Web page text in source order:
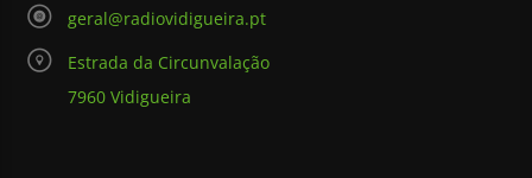
geral@radiovidigueira.pt
Estrada da Circunvalação
7960 Vidigueira